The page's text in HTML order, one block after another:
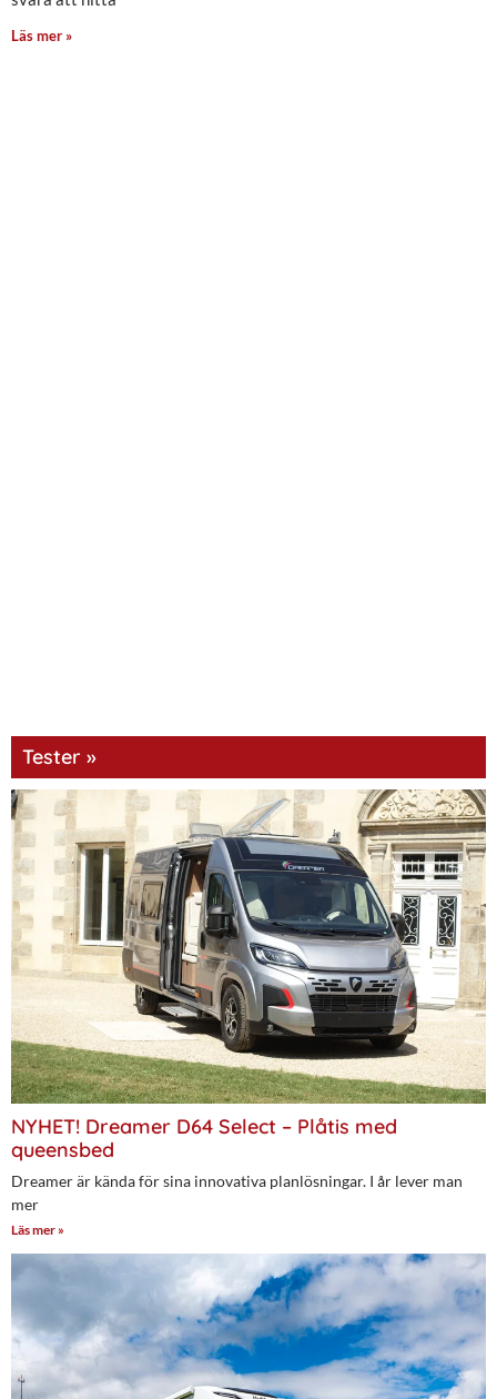
Läs mer »
Tester »
NYHET! Dreamer D64 Select – Plåtis med
queensbed
Dreamer är kända för sina innovativa planlösningar. I år lever man
mer
Läs mer »